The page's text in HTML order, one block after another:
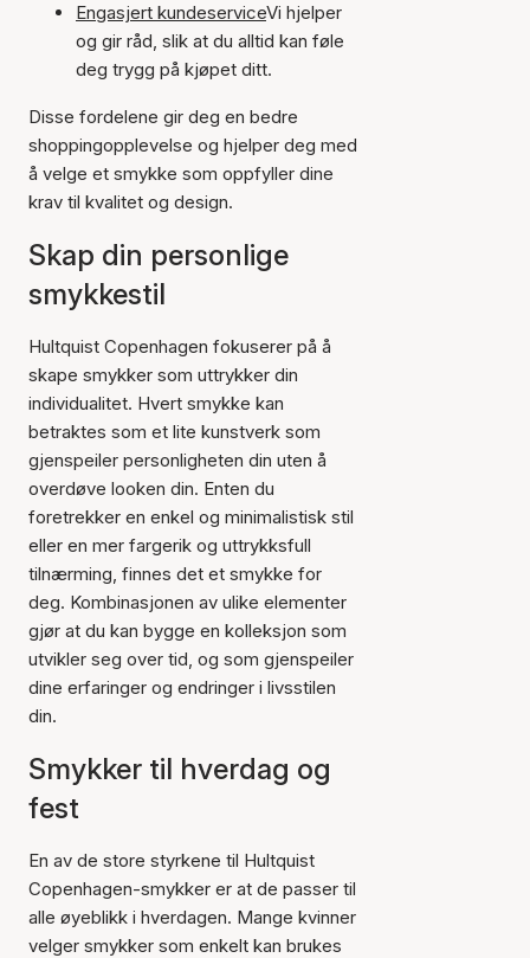
Engasjert kundeserviceVi hjelper
og gir råd, slik at du alltid kan føle
deg trygg på kjøpet ditt.
Disse fordelene gir deg en bedre
shoppingopplevelse og hjelper deg med
å velge et smykke som oppfyller dine
krav til kvalitet og design.
Skap din personlige
smykkestil
Hultquist Copenhagen fokuserer på å
skape smykker som uttrykker din
individualitet. Hvert smykke kan
betraktes som et lite kunstverk som
gjenspeiler personligheten din uten å
overdøve looken din. Enten du
foretrekker en enkel og minimalistisk stil
eller en mer fargerik og uttrykksfull
tilnærming, finnes det et smykke for
deg. Kombinasjonen av ulike elementer
gjør at du kan bygge en kolleksjon som
utvikler seg over tid, og som gjenspeiler
dine erfaringer og endringer i livsstilen
din.
Smykker til hverdag og
fest
En av de store styrkene til Hultquist
Copenhagen-smykker er at de passer til
alle øyeblikk i hverdagen. Mange kvinner
velger smykker som enkelt kan brukes